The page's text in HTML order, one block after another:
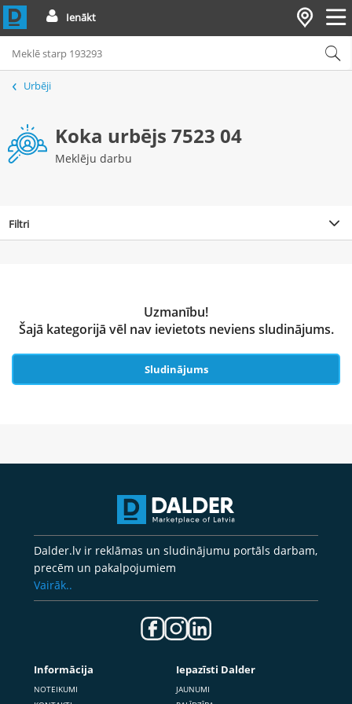
Ienākt
Urbēji
Koka urbējs 7523 04
Meklēju darbu
Filtri
Uzmanību!
Šajā kategorijā vēl nav ievietots neviens sludinājums.
Sludinājums
Dalder.lv ir reklāmas un sludinājumu portāls darbam,
precēm un pakalpojumiem
Vairāk..
Informācija
NOTEIKUMI
Iepazīsti Dalder
JAUNUMI